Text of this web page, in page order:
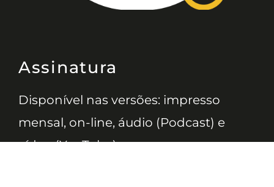
Assinatura
Disponível nas versões: impresso
mensal, on-line, áudio (Podcast) e
vídeo (YouTube).